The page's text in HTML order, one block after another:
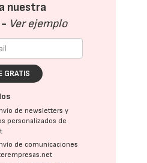
nuestra
Ver ejemplo
GRATIS
de newsletters y
personalizados de
de comunicaciones